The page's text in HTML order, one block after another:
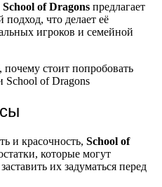
School of Dragons предлагает
что делает её
игроков и семейной
почему стоит попробовать
School of Dragons
и красочность, School of
которые могут
их задуматься перед